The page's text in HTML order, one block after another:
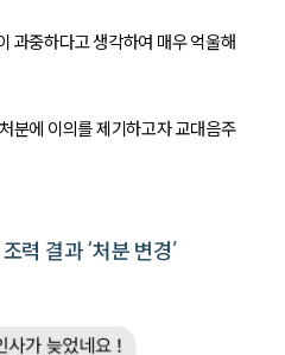
과중하다고 생각하여 매우 억울해
분에 이의를 제기하고자 교대음주
력 결과 ‘처분 변경’